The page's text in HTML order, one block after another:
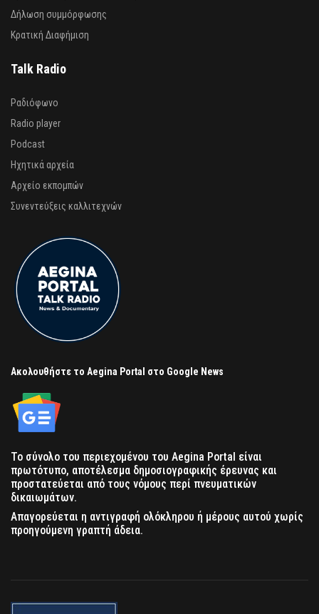
Δήλωση συμμόρφωσης
Κρατική Διαφήμιση
Talk Radio
Ραδιόφωνο
Radio player
Podcast
Ηχητικά αρχεία
Αρχείο εκπομπών
Συνεντεύξεις καλλιτεχνών
Ακολουθήστε το Aegina Portal στο Google News
Το σύνολο του περιεχομένου του Aegina Portal είναι
πρωτότυπο, αποτέλεσμα δημοσιογραφικής έρευνας και
προστατεύεται από τους νόμους περί πνευματικών
δικαιωμάτων.
Απαγορεύεται η αντιγραφή ολόκληρου ή μέρους αυτού χωρίς
προηγούμενη γραπτή άδεια.